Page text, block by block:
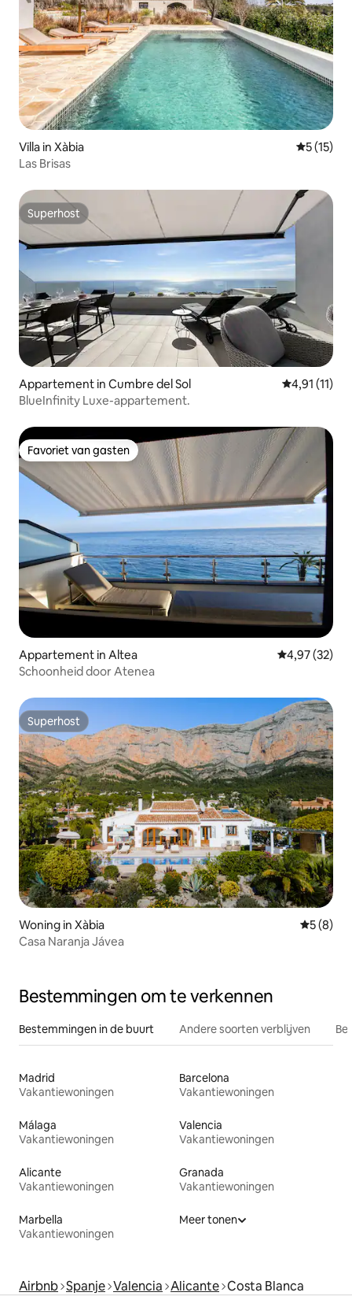
Villa in Xàbia
5 (15)
Las Brisas
Superhost
Superhost
Appartement in Cumbre del Sol Gemiddelde
4,91 (11)
BlueInfinity Luxe-appartement.
Favoriet van gasten
Favoriet van gasten
Appartement in Altea Gemiddelde
4,97 (32)
Schoonheid door Atenea
Superhost
Superhost
Woning in Xàbia
5 (8)
Casa Naranja Jávea
Bestemmingen om te verkennen
Bestemmingen in de buurt Andere soorten verblijven
Madrid
Vakantiewoningen
Barcelona
Vakantiewoningen
Málaga
Vakantiewoningen
Valencia
Vakantiewoningen
Alicante
Vakantiewoningen
Granada
Vakantiewoningen
Marbella
Vakantiewoningen
Meer tonen
Airbnb Spanje Valencia Alicante Costa Blanca